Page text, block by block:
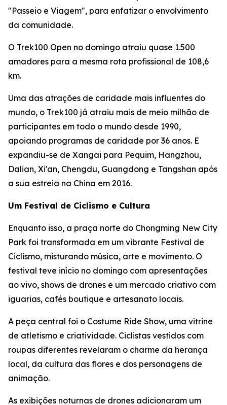
"Passeio e Viagem", para enfatizar o envolvimento
da comunidade.
O Trek100 Open no domingo atraiu quase 1.500
amadores para a mesma rota profissional de 108,6
km.
Uma das atrações de caridade mais influentes do
mundo, o Trek100 já atraiu mais de meio milhão de
participantes em todo o mundo desde 1990,
apoiando programas de caridade por 36 anos. E
expandiu-se de Xangai para Pequim, Hangzhou,
Dalian, Xi'an, Chengdu, Guangdong e Tangshan após
a sua estreia na China em 2016.
Um Festival de Ciclismo e Cultura
Enquanto isso, a praça norte do Chongming New City
Park foi transformada em um vibrante Festival de
Ciclismo, misturando música, arte e movimento. O
festival teve início no domingo com apresentações
ao vivo, shows de drones e um mercado criativo com
iguarias, cafés boutique e artesanato locais.
A peça central foi o Costume Ride Show, uma vitrine
de atletismo e criatividade. Ciclistas vestidos com
roupas diferentes revelaram o charme da herança
local, da cultura das flores e dos personagens de
animação.
As exibições noturnas de drones adicionaram um